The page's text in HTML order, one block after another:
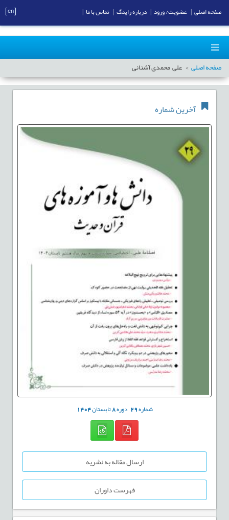
صفحه اصلی علی محمدی آشنانی
آخرین شماره
شماره29 دوره8تابستان1404
ارسال مقاله به نشریه
فهرست داوران
صفحه اصلی عضویت/ ورود درباره رایمگ تماس با ما